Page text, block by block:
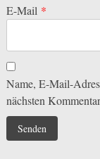
E-Mail *
Name, E-Mail-
nächsten